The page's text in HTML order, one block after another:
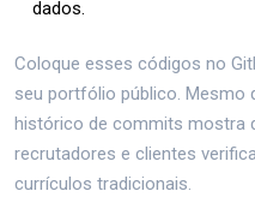
dados.
Coloque esses códigos no
seu portfólio público. Mesmo
histórico de commits mostra
recrutadores e clientes
currículos tradicionais.